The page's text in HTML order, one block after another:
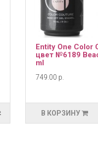
Entity One Color
цвет №6189
ml
749.00 р.
В КОРЗИНУ